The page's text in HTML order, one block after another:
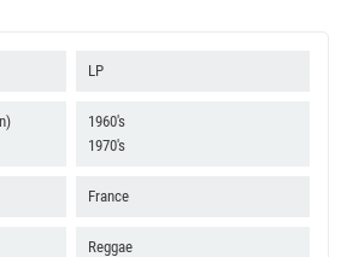
LP
1960's
1970's
France
Reggae